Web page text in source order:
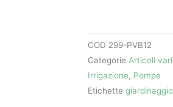
COD 299-PVB12
Categorie Articoli
Irrigazione, Pompe
Etichette giardinaggio